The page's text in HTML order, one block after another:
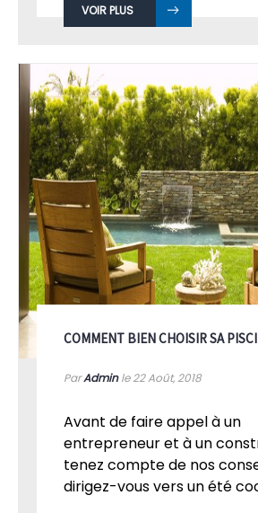
VOIR PLUS
COMMENT BIEN CHOISIR SA
ParAdminle 22Août, 2018
Avant de faire appel à un
entrepreneur et à un
tenez compte de nos
dirigez-vous vers un été